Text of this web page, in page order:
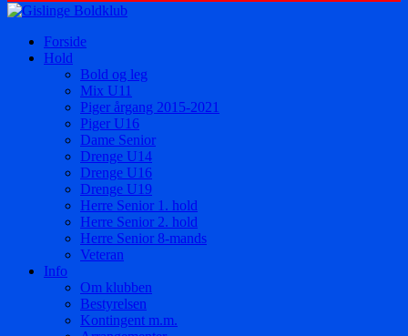
Forside
Hold
Bold og leg
Mix U11
Piger årgang 2015-2021
Piger U16
Dame Senior
Drenge U14
Drenge U16
Drenge U19
Herre Senior 1. hold
Herre Senior 2. hold
Herre Senior 8-mands
Veteran
Info
Om klubben
Bestyrelsen
Kontingent m.m.